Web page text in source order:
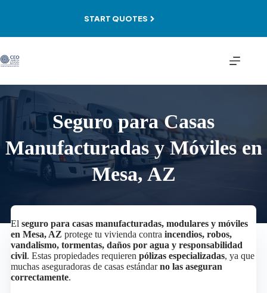
START QUOTES
Seguro para Casas
Manufacturadas y Móviles en
Mesa, AZ
El seguro para casas manufacturadas, modulares y móviles
en Mesa, AZ protege tu vivienda contra incendios, robos,
vandalismo, tormentas, daños por agua y responsabilidad
civil. Estas propiedades requieren pólizas especializadas, ya que
muchas aseguradoras de casas estándarno las aseguran
correctamente.